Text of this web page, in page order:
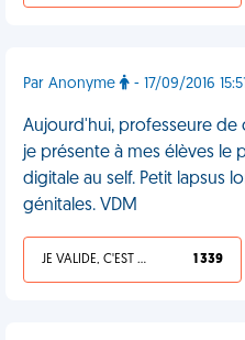
Par Anonyme - 17/09/2016
Aujourd'hui, professeure de
je présente à mes élèves
digitale au self. Petit lapsus
génitales. VDM
JE VALIDE, C'EST UNE VDM 1 339